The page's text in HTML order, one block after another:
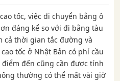
tốc, việc di chuyển bằng ô
đáng kể so với đi bằng tàu
cả thời gian tắc đường và
tốc ở Nhật Bản có phí cầu
đến cũng cần được tính
thường có thể mất vài giờ